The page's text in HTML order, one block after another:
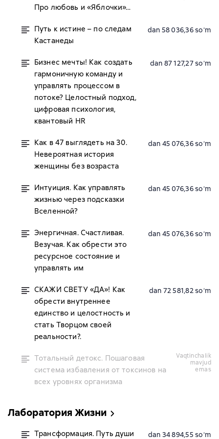
Про любовь и «Яблочки»…
Путь к истине – по следам
Кастанеды
dan 58 036,36 soʻm
Бизнес мечты! Как создать
гармоничную команду и
управлять процессом в
потоке? Целостный подход,
цифровая психология,
квантовый HR
dan 87 127,27 soʻm
Как в 47 выглядеть на 30.
Невероятная история
женщины без возраста
dan 45 076,36 soʻm
Интуиция. Как управлять
жизнью через подсказки
Вселенной?
dan 45 076,36 soʻm
Энергичная. Счастливая.
Везучая. Как обрести это
ресурсное состояние и
управлять им
dan 45 076,36 soʻm
СКАЖИ СВЕТУ «ДА»! Как
обрести внутреннее
единство и целостность и
стать Творцом своей
реальности?.
dan 72 581,82 soʻm
Тотальный детокс. Пошаговая
система избавления от токсинов на
всех уровнях организма
vaqtinchalik
mavjud
emas
Лаборатория Жизни
Трансформация. Путь души dan 34 894,55 soʻm